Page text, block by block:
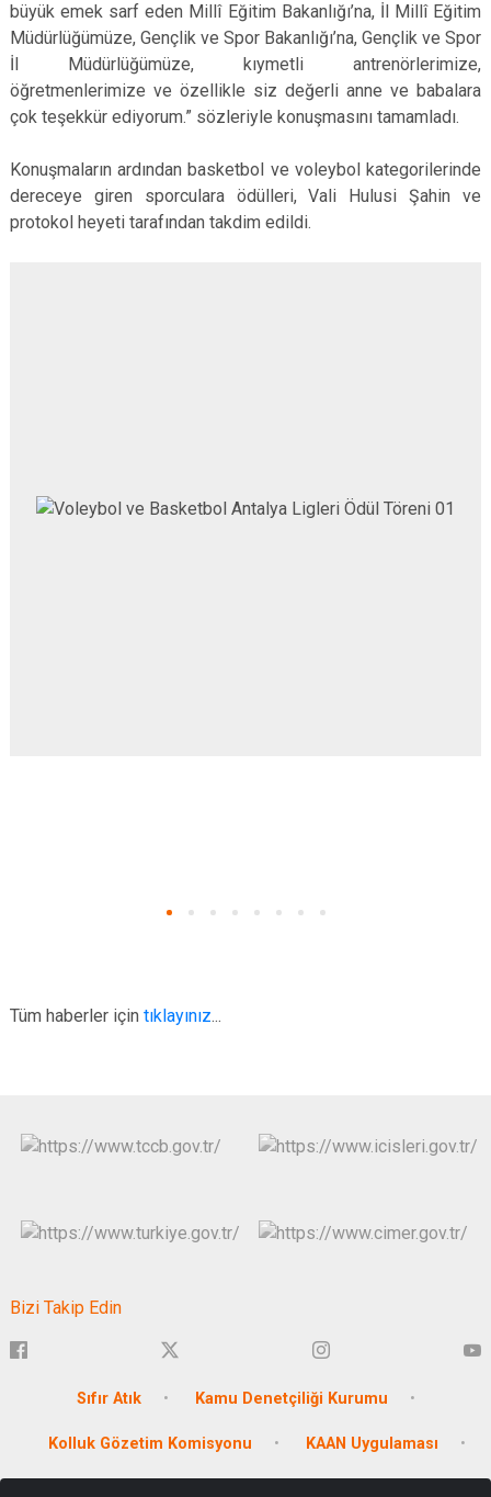
büyük emek sarf eden Millî Eğitim Bakanlığı’na, İl Millî Eğitim
Müdürlüğümüze, Gençlik ve Spor Bakanlığı’na, Gençlik ve Spor
İl Müdürlüğümüze, kıymetli antrenörlerimize,
öğretmenlerimize ve özellikle siz değerli anne ve babalara
çok teşekkür ediyorum.” sözleriyle konuşmasını tamamladı.
Konuşmaların ardından basketbol ve voleybol kategorilerinde
dereceye giren sporculara ödülleri, Vali Hulusi Şahin ve
protokol heyeti tarafından takdim edildi.
Tüm haberler için tıklayınız...
Bizi Takip Edin
Sıfır Atık Kamu Denetçiliği Kurumu
Kolluk Gözetim Komisyonu KAAN Uygulaması